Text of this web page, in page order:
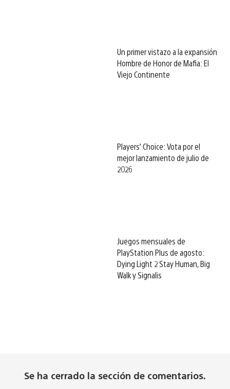
Un primer vistazo a la expansión
Hombre de Honor de Mafia: El
Viejo Continente
Players’ Choice: Vota por el
mejor lanzamiento de julio de
2026
Juegos mensuales de
PlayStation Plus de agosto:
Dying Light 2 Stay Human, Big
Walk y Signalis
Se ha cerrado la sección de comentarios.